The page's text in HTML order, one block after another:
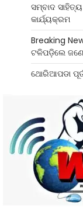
ସମ୍ବାଦ
କାର୍ଯ୍ୟକ୍ରମ
Breaking
ଟଳିପଡ଼ିଲେ
ଥୋରିଆପଡା